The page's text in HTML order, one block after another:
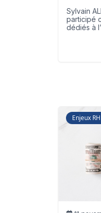
Sylvain
participé
dédiés à
Enjeux